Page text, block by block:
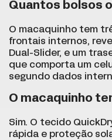
Quantos bolsos
O macaquinho tem
frontais internos,
Dual-Slider, e um
que comporta um
segundo dados
O macaquinho
Sim. O tecido
rápida e proteção